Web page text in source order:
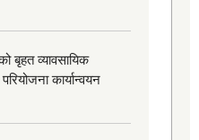
बृहत व्यावसायिक
कार्यान्वयन